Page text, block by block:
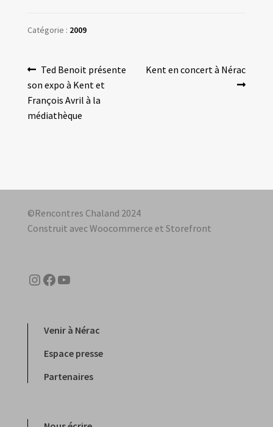
Catégorie : 2009
Navigation
de
l’article
Article
précédent :
Ted Benoit présente
son expo à Kent et
François Avril à la
médiathèque
Article
Kent en concert à Nérac
©Rencontres Chaland 2024
Construit avec Woocommerce et Storefront
Instagram
Facebook
YouTube
Venir à Nérac
Espace presse
Partenaires